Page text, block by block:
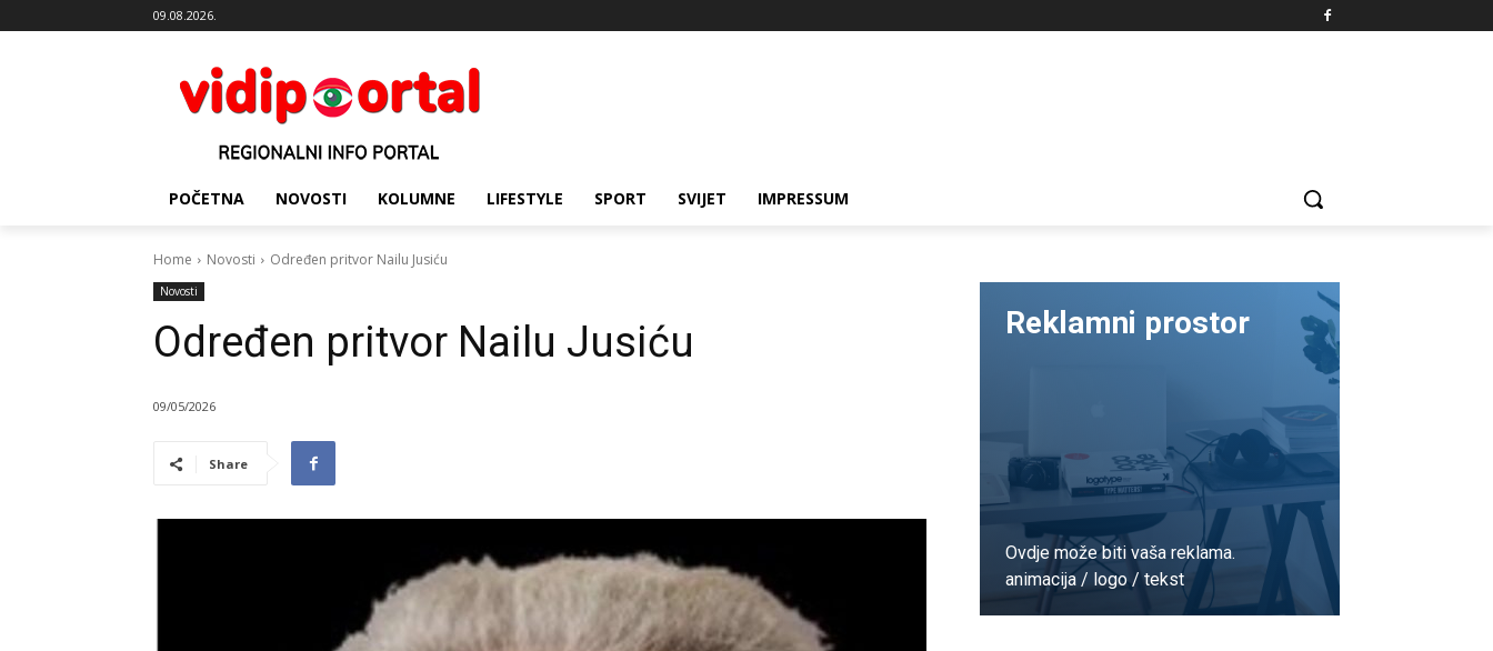
09.08.2026.
POČETNA NOVOSTI KOLUMNE LIFESTYLE SPORT SVIJET IMPRESSUM
Home Novosti Određen pritvor Nailu Jusiću
Novosti
Određen pritvor Nailu Jusiću
09/05/2026
Share
Reklamni prostor
Ovdje može biti vaša reklama.
animacija / logo / tekst